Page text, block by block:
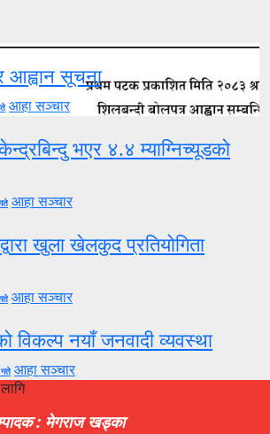
आह्वान सूचना
आहा सञ्चार
भएर ४.४ म्याग्निच्यूडको
आहा सञ्चार
खुला खेलकुद प्रतियोगिता
आहा सञ्चार
विकल्प नयाँ जनवादी व्यवस्था
आहा सञ्चार
: मेगराज खड्का